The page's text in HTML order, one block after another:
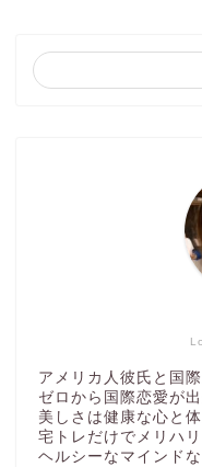
アメリカ人彼氏
ゼロから国際恋愛が
美しさは健康な心と
宅トレだけでメリハ
ヘルシーなマインド